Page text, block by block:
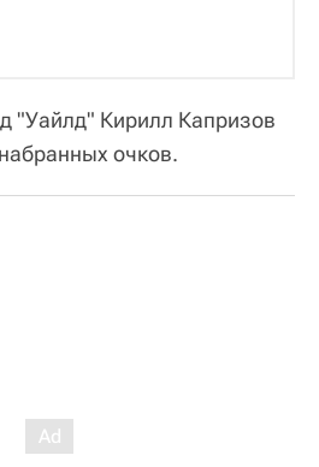
"Уайлд" Кирилл Капризов
очков.